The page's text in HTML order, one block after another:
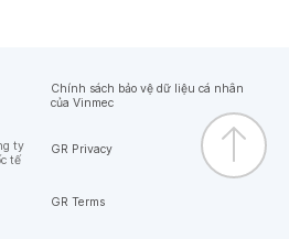
ty
tế
Chính sách bảo vệ dữ liệu cá nhân
của Vinmec
GR Privacy
GR Terms